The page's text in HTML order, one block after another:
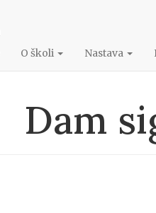
O školi Nastava
Dam